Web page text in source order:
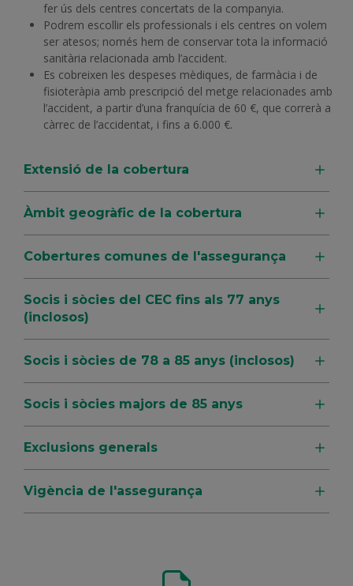
fer ús dels centres concertats de la companyia.
Podrem escollir els professionals i els centres on volem
ser atesos; només hem de conservar tota la informació
sanitària relacionada amb l’accident.
Es cobreixen les despeses mèdiques, de farmàcia i de
fisioteràpia amb prescripció del metge relacionades amb
l’accident, a partir d’una franquícia de 60 €, que correrà a
càrrec de l’accidentat, i fins a 6.000 €.
Extensió de la cobertura
Àmbit geogràfic de la cobertura
Cobertures comunes de l'assegurança
Socis i sòcies del CEC fins als 77 anys
(inclosos)
Socis i sòcies de 78 a 85 anys (inclosos)
Socis i sòcies majors de 85 anys
Exclusions generals
Vigència de l'assegurança